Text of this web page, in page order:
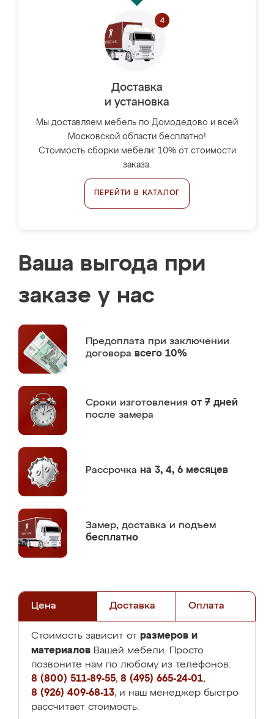
Доставка
и установка
Мы доставляем мебель по Домодедово и всей
Московской области бесплатно!
Стоимость сборки мебели: 10% от стоимости
заказа.
ПЕРЕЙТИ В КАТАЛОГ
Ваша выгода при
заказе у нас
Предоплата при заключении
договора всего 10%
Сроки изготовления от 7 дней
после замера
Рассрочка на 3, 4, 6 месяцев
Замер, доставка и подъем
бесплатно
Цена Доставка Оплата
Стоимость зависит от размеров и
материалов Вашей мебели. Просто
позвоните нам по любому из телефонов:
8 (800) 511-89-55, 8 (495) 665-24-01,
8 (926) 409-68-13, и наш менеджер быстро
рассчитает стоимость.